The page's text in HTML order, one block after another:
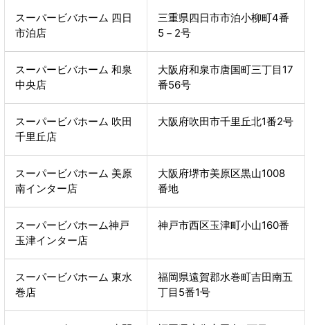
スーパービバホーム 四日
市泊店
三重県四日市市泊小柳町4番
5－2号
スーパービバホーム 和泉
中央店
大阪府和泉市唐国町三丁目17
番56号
スーパービバホーム 吹田
千里丘店
大阪府吹田市千里丘北1番2号
スーパービバホーム 美原
南インター店
大阪府堺市美原区黒山1008
番地
スーパービバホーム神戸
玉津インター店
神戸市西区玉津町小山160番
スーパービバホーム 東水
巻店
福岡県遠賀郡水巻町吉田南五
丁目5番1号